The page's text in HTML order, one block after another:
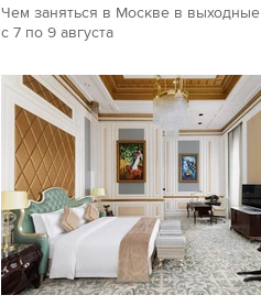
Чем заняться в Москве в выходные
с 7 по 9 августа